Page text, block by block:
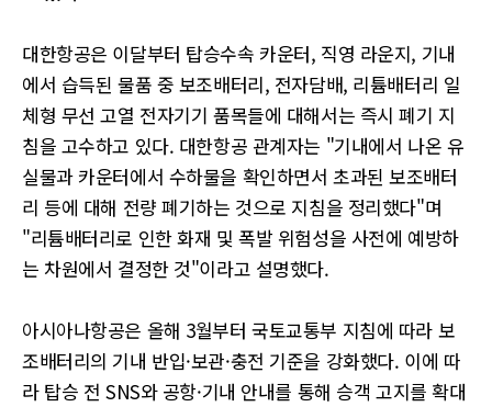
대한항공은 이달부터 탑승수속 카운터, 직영 라운지, 기내
에서 습득된 물품 중 보조배터리, 전자담배, 리튬배터리 일
체형 무선 고열 전자기기 품목들에 대해서는 즉시 폐기 지
침을 고수하고 있다. 대한항공 관계자는 "기내에서 나온 유
실물과 카운터에서 수하물을 확인하면서 초과된 보조배터
리 등에 대해 전량 폐기하는 것으로 지침을 정리했다"며
"리튬배터리로 인한 화재 및 폭발 위험성을 사전에 예방하
는 차원에서 결정한 것"이라고 설명했다.
아시아나항공은 올해 3월부터 국토교통부 지침에 따라 보
조배터리의 기내 반입·보관·충전 기준을 강화했다. 이에 따
라 탑승 전 SNS와 공항·기내 안내를 통해 승객 고지를 확대